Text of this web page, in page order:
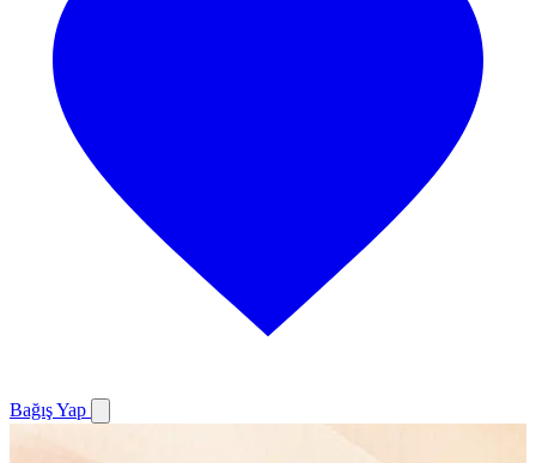
Bağış Yap